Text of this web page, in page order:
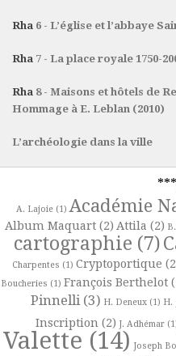
Rha 6 - L’église et l’abbaye
Rha 7 - La place royale 1750-
Rha 8 - Maisons et hôtels de
Hommage à E. Leblan (2010)
L’archéologie dans la ville
A. Lajoie(1) Académie
Album Maquart(2) Attila (2)
cartographie (7)
Charpentes (1) Cryptoportique
Boucheries (1) François Berthelot
Pinnelli (3) H. Deneux(1) H.
Inscription (2) J. Adhémar
Valette (14) Joseph